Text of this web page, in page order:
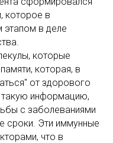
которое в
этапом в деле
которые
которая, в
от здорового
такую информацию,
с заболеваниями
сроки. Эти иммунные
что в